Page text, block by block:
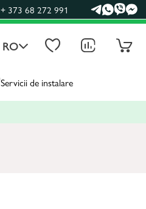
+ 373 68 272 991
RO
Servicii de instalare